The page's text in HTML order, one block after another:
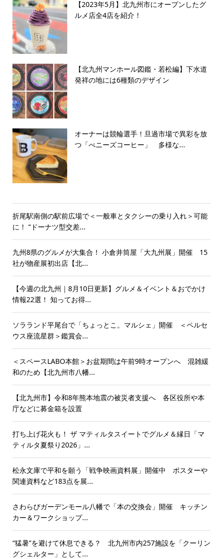
【2023年5月】北九州市にオープンしたグ
ルメ店全4店を紹介！
【北九州マンホール図鑑・若松編】下水道
発祥の地には6種類のデザイン
オーナーは競輪選手！旦過市場で異彩を放
つ「べニーズコーヒー」 多様な...
折尾駅南側の駅前広場で＜一般車とタクシーの乗り入れ＞可能
に！ “ドーナツ型交差...
九州8県のグルメが大集合！ 小倉井筒屋「大九州展」開催 15
社が物産展初出店【北...
【今週の北九州｜8月10日更新】グルメ＆イベント＆おでかけ
情報22選！ 知ってお得...
ソラランド平尾台で「ちょっとこ。マルシェ」開催 ＜ペルセ
ウス座流星群＞鑑賞会...
＜スペースLABO本館＞お盆期間は午前9時オープンへ 混雑緩
和のため【北九州市八幡...
【北九州市】令和8年熊本地震の被災者支援へ 各区役所や本
庁などに募金箱を設置
打ち上げ花火も！ ザ マティルタスイートでグルメ＆縁日「マ
ティルタ夏祭り2026」...
松永文庫で平和を願う「戦争映画資料展」開催中 ポスターや
関連資料など183点を展...
さわらびガーデンモール八幡で「本の交換会」開催 キッチン
カー＆ワークショップ...
“猛暑”を避けて休息できる？ 北九州市内257施設を「クーリン
グシェルター」として...